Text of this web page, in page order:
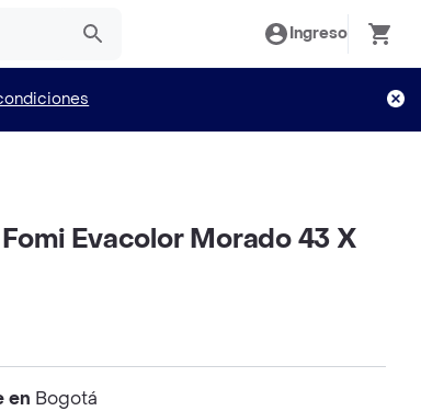
Ingreso
Evacolor Morado 43 X
en Bogotá